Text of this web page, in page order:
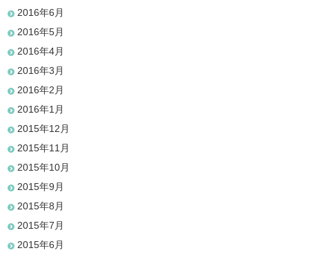
2016年6月
2016年5月
2016年4月
2016年3月
2016年2月
2016年1月
2015年12月
2015年11月
2015年10月
2015年9月
2015年8月
2015年7月
2015年6月